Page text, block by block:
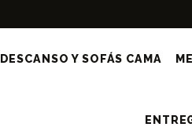
DESCANSO Y SOFÁS CAMA